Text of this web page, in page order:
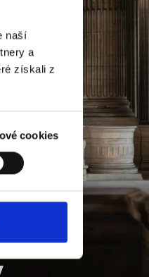
naší
a
získali z
cookies